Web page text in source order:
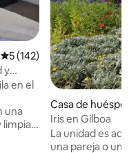
Calificación promedio: 5 de
5 (142)
y
en el
una
limpia.
Casa de
Alfa
Iris en Gilboa
La unidad es
una pareja o una